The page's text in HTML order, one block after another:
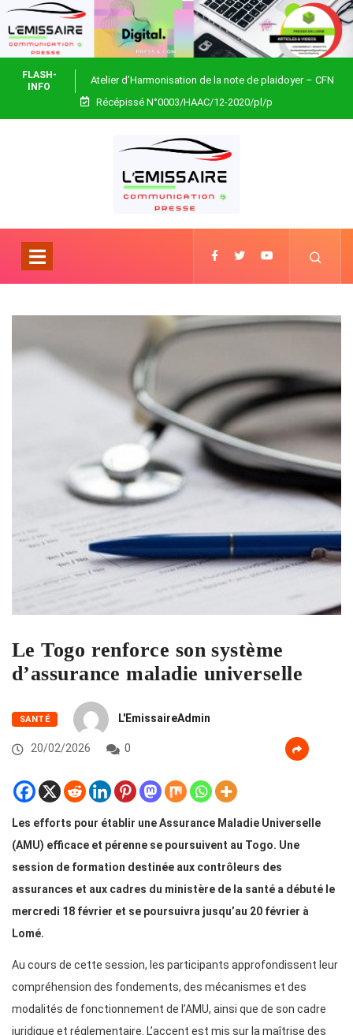
FLASH-
INFO
Atelier d’Harmonisation de la note de plaidoyer – CFN
Togo
Récépissé N°0003/HAAC/12-2020/pl/p
Le Togo renforce son système
d’assurance maladie universelle
SANTÉ L'EmissaireAdmin
20/02/2026 0
Les efforts pour établir une Assurance Maladie Universelle
(AMU) efficace et pérenne se poursuivent au Togo. Une
session de formation destinée aux contrôleurs des
assurances et aux cadres du ministère de la santé a débuté le
mercredi 18 février et se poursuivra jusqu’au 20 février à
Lomé.
Au cours de cette session, les participants approfondissent leur
compréhension des fondements, des mécanismes et des
modalités de fonctionnement de l’AMU, ainsi que de son cadre
juridique et réglementaire. L’accent est mis sur la maîtrise des